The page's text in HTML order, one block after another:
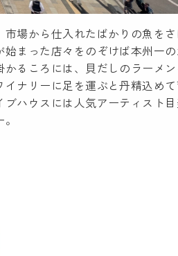
場から仕入れたばかりの魚を
まった店々をのぞけば本州一
るころには、貝だしのラーメ
ナリーに足を運ぶと丹精込め
ハウスには人気アーティスト